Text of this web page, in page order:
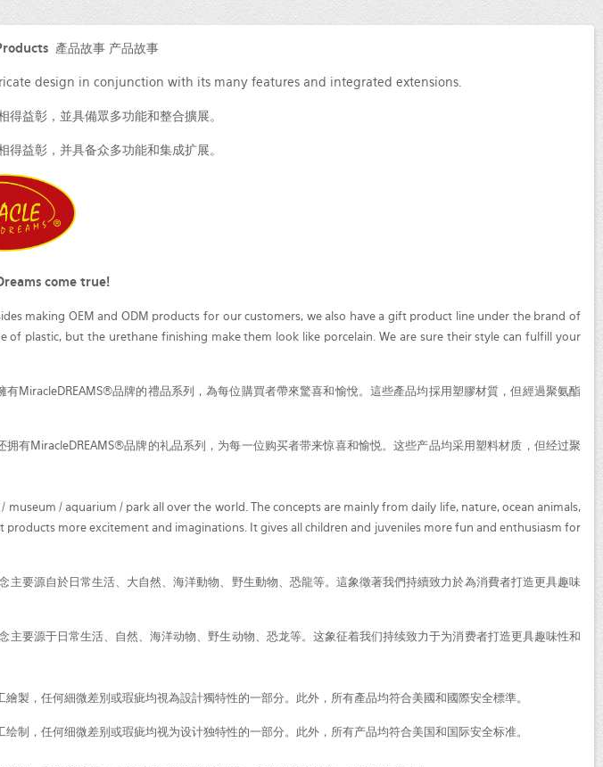
產品故事 产品故事
design in conjunction with its many features and integrated extensions.
益彰，並具備眾多功能和整合擴展。
益彰，并具备众多功能和集成扩展。
come true!
making OEM and ODM products for our customers, we also have a gift product line under the brand of
plastic, but the urethane finishing make them look like porcelain. We are sure their style can fulfill your
MiracleDREAMS®品牌的禮品系列，為每位購買者帶來驚喜和愉悅。這些產品均採用塑膠材質，但經過聚氨酯
有MiracleDREAMS®品牌的礼品系列，为每一位购买者带来惊喜和愉悦。这些产品均采用塑料材质，但经过聚
/ aquarium / park all over the world. The concepts are mainly from daily life, nature, ocean animals,
more excitement and imaginations. It gives all children and juveniles more fun and enthusiasm for
要源自於日常生活、大自然、海洋動物、野生動物、恐龍等。這象徵著我們持續致力於為消費者打造更具趣味
要源于日常生活、自然、海洋动物、野生动物、恐龙等。这象征着我们持续致力于为消费者打造更具趣味性和
，任何細微差別或瑕疵均視為設計獨特性的一部分。此外，所有產品均符合美國和國際安全標準。
，任何细微差别或瑕疵均视为设计独特性的一部分。此外，所有产品均符合美国和国际安全标准。